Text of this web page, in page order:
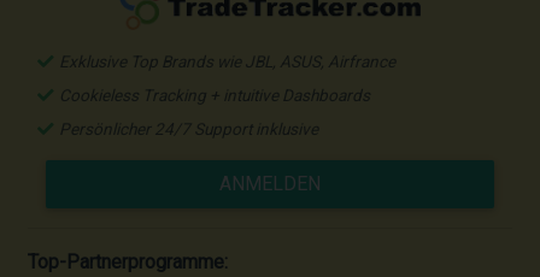
Exklusive Top Brands wie JBL, ASUS, Airfrance
Cookieless Tracking + intuitive Dashboards
Persönlicher 24/7 Support inklusive
ANMELDEN
Top-Partnerprogramme: